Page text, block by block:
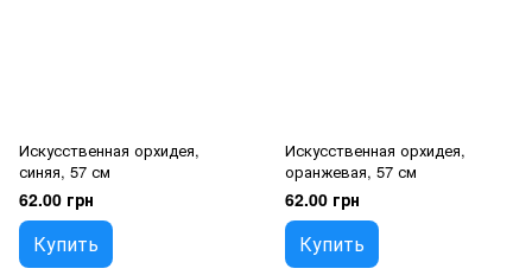
Искусственная орхидея,
синяя, 57 см
62.00 грн
Купить
Искусственная орхидея,
оранжевая, 57 см
62.00 грн
Купить